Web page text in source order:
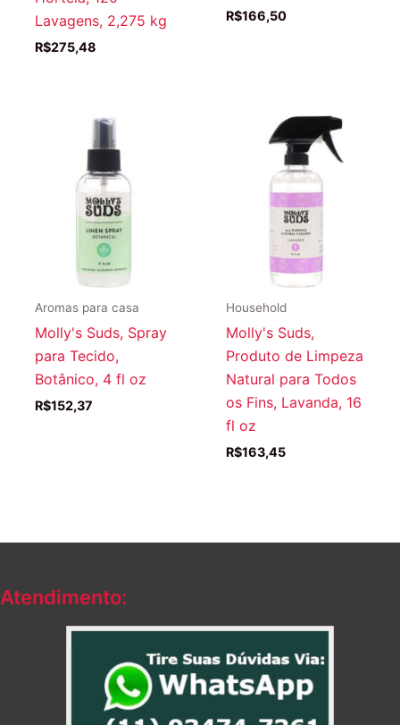
Lavagens, 2,275 kg
R$275,48
R$166,50
Aromas para casa
Molly's Suds, Spray
para Tecido,
Botânico, 4 fl oz
R$152,37
Household
Molly's Suds,
Produto de Limpeza
Natural para Todos
os Fins, Lavanda, 16
fl oz
R$163,45
Atendimento: